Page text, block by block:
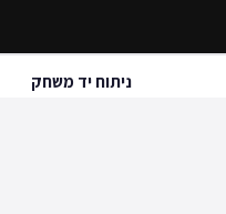
ניתוח יד משחק